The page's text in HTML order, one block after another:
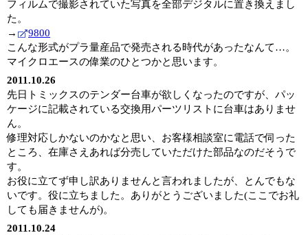
フィルムで撮影されていた写真を全部デジタルに置き換えまし
た。
→
9800
こんな形式がプラ量産品で発売される時代があったなんて…。
マイクロエースの偉業のひとつかと思います。
2011.10.26
先日トミックスのテンダー台車が欲しくなったのですが、パッ
ケージに記載されている交換用パーツリストに台車はありませ
ん。
修理対応しかないのかなと思い、お客様相談室に電話で伺った
ところ、在庫さえあれば分売していただけた部品なのだそうで
す。
お役に立てず申し訳ありませんと言われましたが、とんでもな
いです。役に立ちました。ありがとうございました(ここでお礼
しても届きませんが)。
2011.10.24